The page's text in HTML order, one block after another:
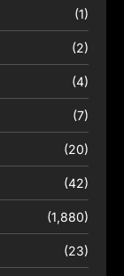
(1)
(2)
(4)
(7)
(20)
(42)
(1,880)
(23)